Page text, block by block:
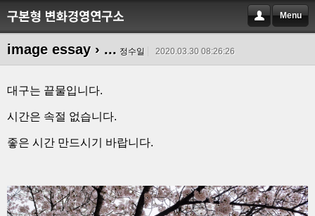
Menu
image essay› ... 정수일 2020.03.30 08:26:26
대구는 끝물입니다.
시간은 속절 없습니다.
좋은 시간 만드시기 바랍니다.